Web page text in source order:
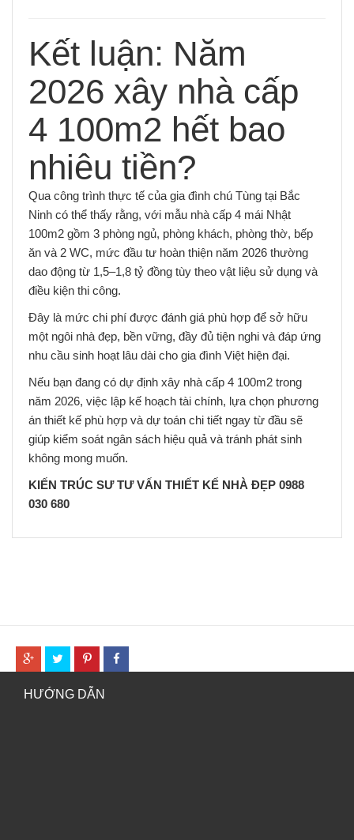
Kết luận: Năm
2026 xây nhà cấp
4 100m2 hết bao
nhiêu tiền?
Qua công trình thực tế của gia đình chú Tùng tại Bắc
Ninh có thể thấy rằng, với mẫu nhà cấp 4 mái Nhật
100m2 gồm 3 phòng ngủ, phòng khách, phòng thờ, bếp
ăn và 2 WC, mức đầu tư hoàn thiện năm 2026 thường
dao động từ 1,5–1,8 tỷ đồng tùy theo vật liệu sử dụng và
điều kiện thi công.
Đây là mức chi phí được đánh giá phù hợp để sở hữu
một ngôi nhà đẹp, bền vững, đầy đủ tiện nghi và đáp ứng
nhu cầu sinh hoạt lâu dài cho gia đình Việt hiện đại.
Nếu bạn đang có dự định xây nhà cấp 4 100m2 trong
năm 2026, việc lập kế hoạch tài chính, lựa chọn phương
án thiết kế phù hợp và dự toán chi tiết ngay từ đầu sẽ
giúp kiểm soát ngân sách hiệu quả và tránh phát sinh
không mong muốn.
KIẾN TRÚC SƯ TƯ VẤN THIẾT KẾ NHÀ ĐẸP 0988
030 680
HƯỚNG DẪN